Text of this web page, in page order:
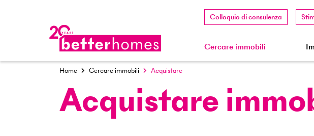
Colloquio di consulenza
Cercare immobili
Home Cercare immobili Acquistare
Acquistare